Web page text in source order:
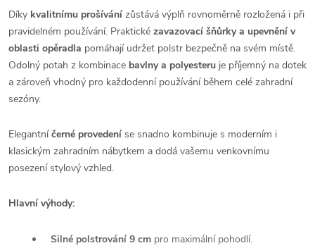
Díky kvalitnímu prošívání zůstává výplň rovnoměrně rozložená i při
pravidelném používání. Praktické zavazovací šňůrky a upevnění v
oblasti opěradla pomáhají udržet polstr bezpečně na svém místě.
Odolný potah z kombinace bavlny a polyesteru je příjemný na dotek
a zároveň vhodný pro každodenní používání během celé zahradní
sezóny.
Elegantníčerné provedení se snadno kombinuje s moderním i
klasickým zahradním nábytkem a dodá vašemu venkovnímu
posezení stylový vzhled.
Hlavní výhody:
Silné polstrování 9 cm pro maximální pohodlí.